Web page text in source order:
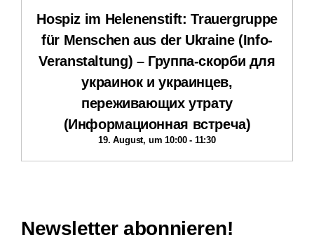
Hospiz im Helenenstift: Trauergruppe
für Menschen aus der Ukraine (Info-
Veranstaltung) – Группа-скорби для
украинок и украинцев,
переживающих утрату
(Информационная встреча)
19. August, um 10:00- 11:30
Newsletter abonnieren!